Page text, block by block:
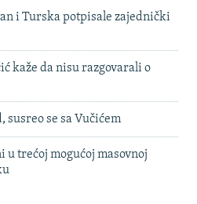
i Turska potpisale zajednički
kaže da nisu razgovarali o
susreo se sa Vučićem
trećoj mogućoj masovnoj